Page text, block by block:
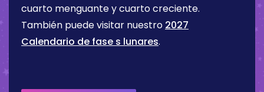
cuarto menguante y cuarto creciente.
También puede visitar nuestro 2027
Calendario de fase s lunares.